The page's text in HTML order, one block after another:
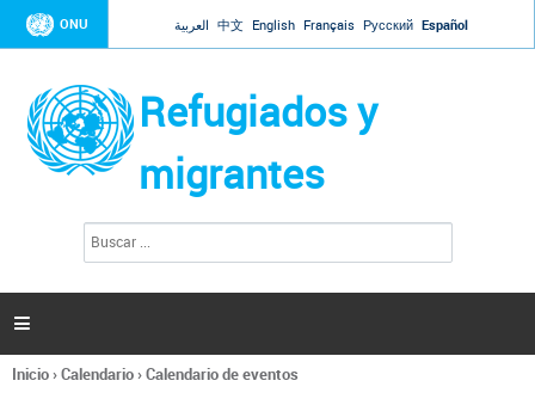
Jump to navigation
ONU العربية 中文 English Français Русский Español
Refugiados y
migrantes
l
s

Se
Inicio›Calendario›Calendario de eventos